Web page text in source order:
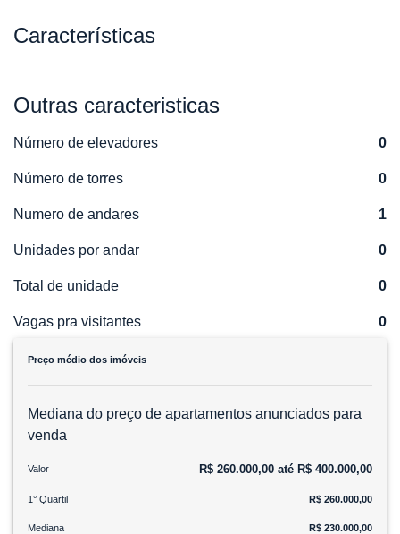
Características
Outras caracteristicas
Número de elevadores 0
Número de torres 0
Numero de andares 1
Unidades por andar 0
Total de unidade 0
Vagas pra visitantes 0
Preço médio dos imóveis
Mediana do preço de apartamentos anunciados para
venda
Valor R$ 260.000,00 até R$ 400.000,00
1° Quartil R$ 260.000,00
Mediana R$ 230.000,00